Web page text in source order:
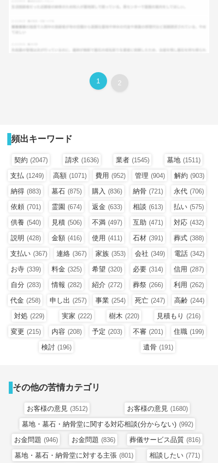
1 2
頻出キーワード
契約 (2047) 請求 (1636) 業者 (1545) 墓地 (1511)
支払 (1249) 高額 (1071) 費用 (952) 管理 (904) 解約 (903)
納得 (883) 墓石 (875) 購入 (836) 納骨 (721) 永代 (706)
依頼 (701) 霊園 (674) 返金 (633) 相談 (613) 払い (575)
供養 (540) 見積 (506) 不満 (497) 互助 (471) 対応 (432)
説明 (428) 金額 (416) 使用 (411) 石材 (391) 葬式 (388)
支払い (367) 連絡 (367) 家族 (353) 会社 (349) 電話 (342)
お寺 (339) 料金 (325) 希望 (320) 必要 (314) 信用 (287)
自分 (283) 情報 (282) 紹介 (272) 葬祭 (266) 利用 (262)
代金 (258) 申し出 (257) 事業 (254) 死亡 (247) 高齢 (244)
対処 (229) 実家 (222) 樹木 (220) 見積もり (216)
変更 (215) 内容 (208) 予定 (203) 不審 (201) 住職 (199)
検討 (196) 遺骨 (191)
その他の苦情カテゴリ
お客様の意見 (3512) お客様の意見 (1680)
墓地・墓石・納骨堂に関する対応相談(分からない) (992)
お金問題 (946) お金問題 (836) 葬儀サービス品質 (816)
墓地・墓石・納骨堂に対する主張 (801) 相談したい (771)